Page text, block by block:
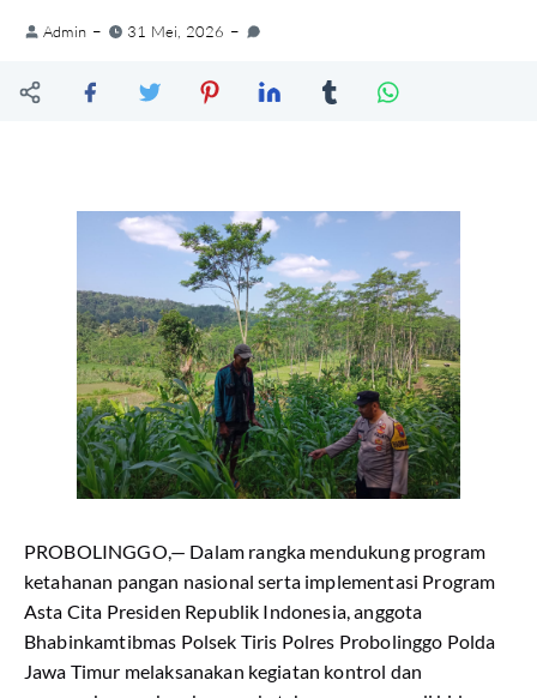
Admin 31 Mei, 2026
PROBOLINGGO,— Dalam rangka mendukung program
ketahanan pangan nasional serta implementasi Program
Asta Cita Presiden Republik Indonesia, anggota
Bhabinkamtibmas Polsek Tiris Polres Probolinggo Polda
Jawa Timur melaksanakan kegiatan kontrol dan